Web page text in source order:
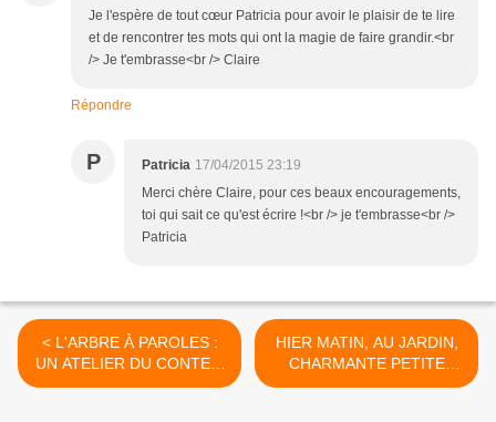
Je l'espère de tout cœur Patricia pour avoir le plaisir de te lire
et de rencontrer tes mots qui ont la magie de faire grandir.<br
/> Je t'embrasse<br /> Claire
Répondre
P Patricia 17/04/2015 23:19
Merci chère Claire, pour ces beaux encouragements,
toi qui sait ce qu'est écrire !<br /> je t'embrasse<br />
Patricia
< L'ARBRE À PAROLES :
UN ATELIER DU CONTE à
Chazelles (39)
HIER MATIN, AU JARDIN,
CHARMANTE PETITE
VISITE >